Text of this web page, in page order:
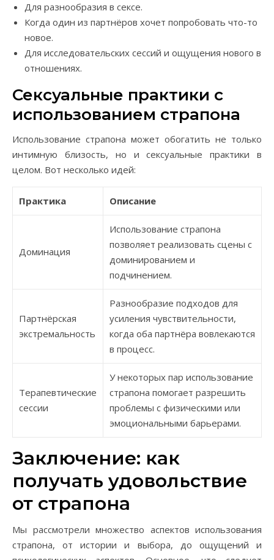
Для разнообразия в сексе.
Когда один из партнёров хочет попробовать что-то
новое.
Для исследовательских сессий и ощущения нового в
отношениях.
Сексуальные практики с
использованием страпона
Использование страпона может обогатить не только
интимную близость, но и сексуальные практики в
целом. Вот несколько идей:
Практика Описание
Доминация
Использование страпона
позволяет реализовать сцены с
доминированием и
подчинением.
Партнёрская
экстремальность
Разнообразие подходов для
усиления чувствительности,
когда оба партнёра вовлекаются
в процесс.
Терапевтические
сессии
У некоторых пар использование
страпона помогает разрешить
проблемы с физическими или
эмоциональными барьерами.
Заключение: как
получать удовольствие
от страпона
Мы рассмотрели множество аспектов использования
страпона, от истории и выбора, до ощущений и